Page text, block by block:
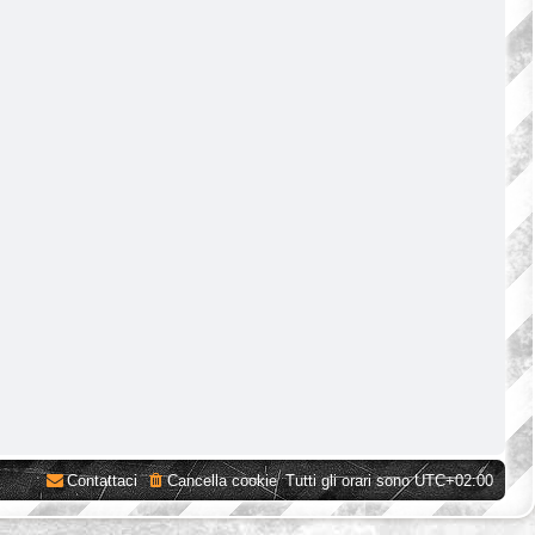
Tutti gli orari sonoUTC+02:00
Cancella cookie
Contattaci